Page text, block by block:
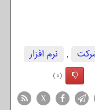
,
نرم افزار
(0)
X